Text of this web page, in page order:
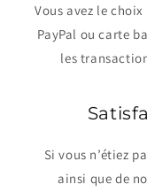
Vous avez le
PayPal ou carte
les
Si vous n’étiez
ainsi que de